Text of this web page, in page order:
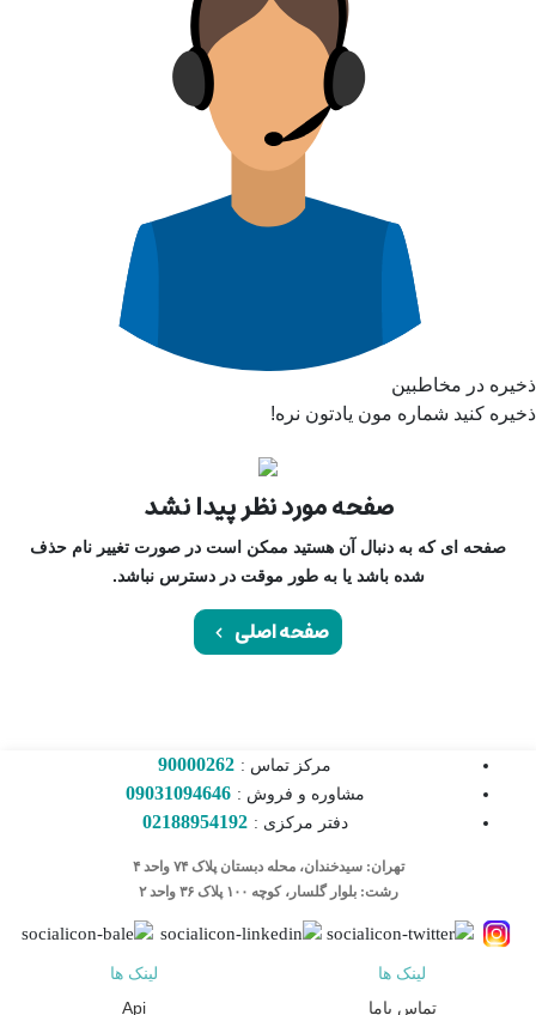
ذخیره در مخاطبین
ذخیره کنید شماره مون یادتون نره!
صفحه مورد نظر پیدا نشد
صفحه ای که به دنبال آن هستید ممکن است در صورت تغییر نام حذف
شده باشد یا به طور موقت در دسترس نباشد.
صفحه اصلی
مرکز تماس : 90000262
مشاوره و فروش : 09031094646
دفتر مرکزی : 02188954192
تهران: سیدخندان، محله دبستان پلاک ۷۴ واحد ۴
رشت: بلوار گلسار، کوچه ۱۰۰ پلاک ۳۶ واحد ۲
لینک ها
تماس باما
لینک ها
Api